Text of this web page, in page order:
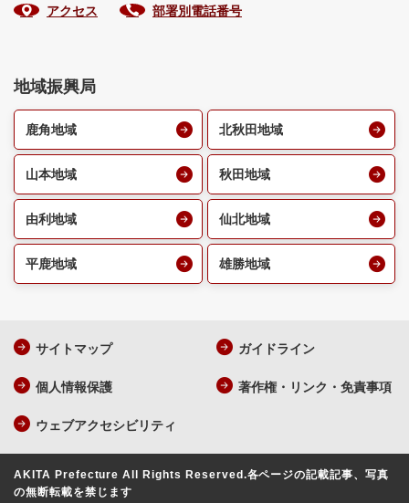
アクセス 部署別電話番号
地域振興局
鹿角地域 北秋田地域
山本地域 秋田地域
由利地域 仙北地域
平鹿地域 雄勝地域
サイトマップ ガイドライン
個人情報保護 著作権・リンク・免責事項
ウェブアクセシビリティ
AKITA Prefecture All Rights Reserved.各ページの記載記事、写真
の無断転載を禁じます